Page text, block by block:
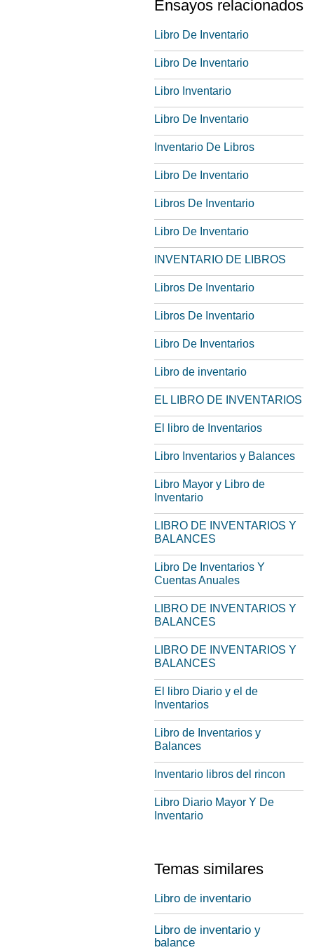
Ensayos relacionados
Libro De Inventario
Libro De Inventario
Libro Inventario
Libro De Inventario
Inventario De Libros
Libro De Inventario
Libros De Inventario
Libro De Inventario
INVENTARIO DE LIBROS
Libros De Inventario
Libros De Inventario
Libro De Inventarios
Libro de inventario
EL LIBRO DE INVENTARIOS
El libro de Inventarios
Libro Inventarios y Balances
Libro Mayor y Libro de
Inventario
LIBRO DE INVENTARIOS Y
BALANCES
Libro De Inventarios Y
Cuentas Anuales
LIBRO DE INVENTARIOS Y
BALANCES
LIBRO DE INVENTARIOS Y
BALANCES
El libro Diario y el de
Inventarios
Libro de Inventarios y
Balances
Inventario libros del rincon
Libro Diario Mayor Y De
Inventario
Temas similares
Libro de inventario
Libro de inventario y
balance